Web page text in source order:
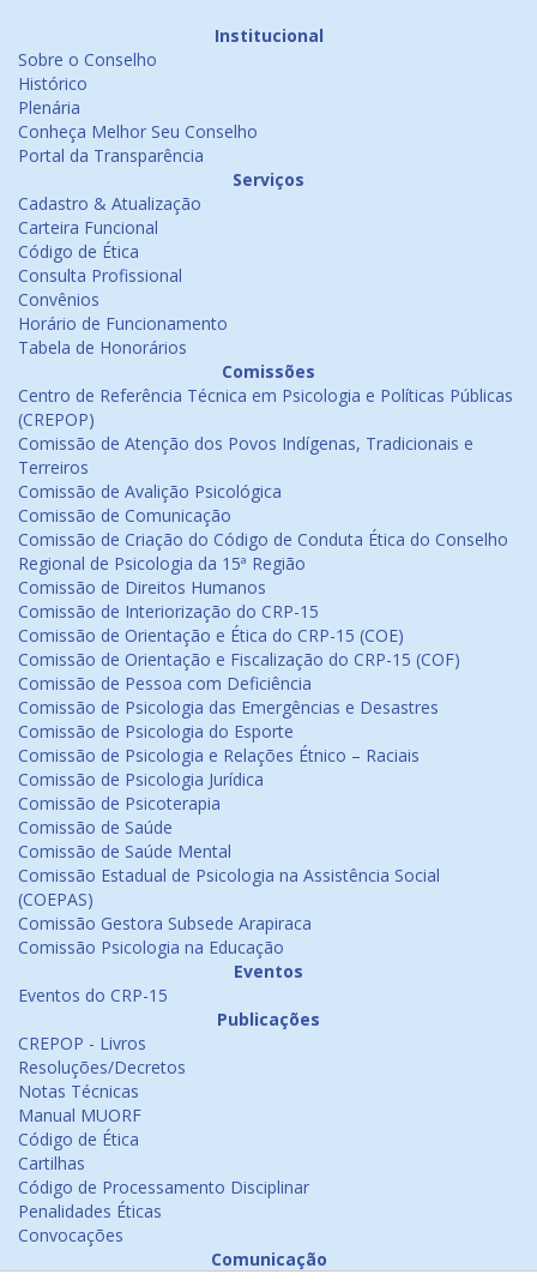
Institucional
Sobre o Conselho
Histórico
Plenária
Conheça Melhor Seu Conselho
Portal da Transparência
Serviços
Cadastro & Atualização
Carteira Funcional
Código de Ética
Consulta Profissional
Convênios
Horário de Funcionamento
Tabela de Honorários
Comissões
Centro de Referência Técnica em Psicologia e Políticas Públicas
(CREPOP)
Comissão de Atenção dos Povos Indígenas, Tradicionais e
Terreiros
Comissão de Avalição Psicológica
Comissão de Comunicação
Comissão de Criação do Código de Conduta Ética do Conselho
Regional de Psicologia da 15ª Região
Comissão de Direitos Humanos
Comissão de Interiorização do CRP-15
Comissão de Orientação e Ética do CRP-15 (COE)
Comissão de Orientação e Fiscalização do CRP-15 (COF)
Comissão de Pessoa com Deficiência
Comissão de Psicologia das Emergências e Desastres
Comissão de Psicologia do Esporte
Comissão de Psicologia e Relações Étnico – Raciais
Comissão de Psicologia Jurídica
Comissão de Psicoterapia
Comissão de Saúde
Comissão de Saúde Mental
Comissão Estadual de Psicologia na Assistência Social
(COEPAS)
Comissão Gestora Subsede Arapiraca
Comissão Psicologia na Educação
Eventos
Eventos do CRP-15
Publicações
CREPOP - Livros
Resoluções/Decretos
Notas Técnicas
Manual MUORF
Código de Ética
Cartilhas
Código de Processamento Disciplinar
Penalidades Éticas
Convocações
Comunicação